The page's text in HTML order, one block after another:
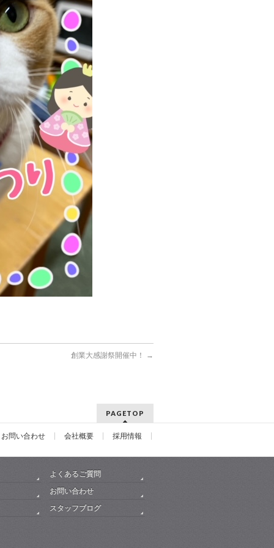
創業大感謝祭開催中！ →
PAGETOP
お問い合わせ 会社概要 採用情報
よくあるご質問
お問い合わせ
スタッフブログ